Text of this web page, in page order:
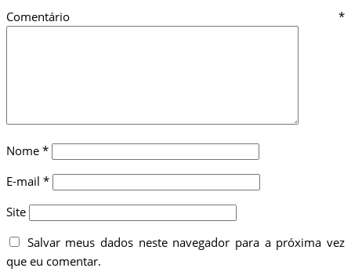
Comentário *
Nome *
E-mail *
Site
Salvar meus dados neste navegador para a próxima vez
que eu comentar.